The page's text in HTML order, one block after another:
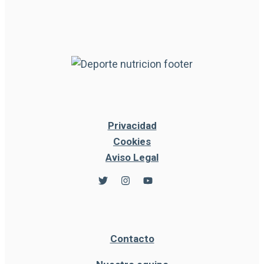
Privacidad
Cookies
Aviso Legal
Contacto